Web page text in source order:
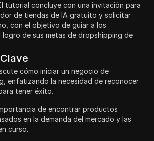
tutorial concluye con una invitación para
de tiendas de IA gratuito y solicitar
con el objetivo de guiar a los
logro de sus metas de dropshipping de
cómo iniciar un negocio de
enfatizando la necesidad de reconocer
tener éxito.
de encontrar productos
en la demanda del mercado y las
curso.